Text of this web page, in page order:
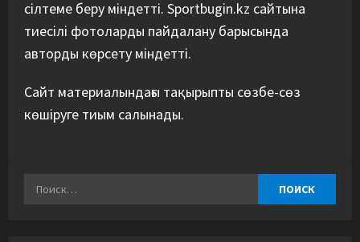
сілтеме беру міндетті. Sportbugin.kz сайтына
тиесілі фотоларды пайдалану барысында
авторды көрсету міндетті.
Сайт материалындағы тақырыпты сөзбе-сөз
көшіруге тиым салынады.